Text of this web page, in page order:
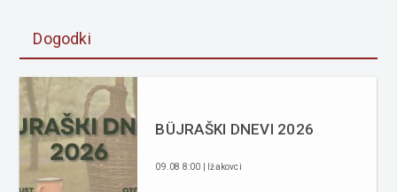
Dogodki
BÜJRAŠKI DNEVI 2026
09.08 8:00 | Ižakovci